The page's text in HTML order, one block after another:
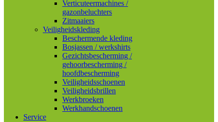
Verticuteermachines /
gazonbeluchters
Zitmaaiers
Veiligheidskleding
Beschermende kleding
Bosjassen / werkshirts
Gezichtsbescherming /
gehoorbescherming /
hoofdbescherming
Veiligheidsschoenen
Veiligheidsbrillen
Werkbroeken
Werkhandschoenen
Service